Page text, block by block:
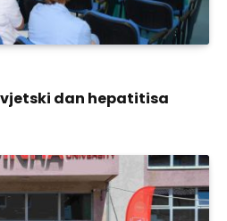
dan hepatitisa